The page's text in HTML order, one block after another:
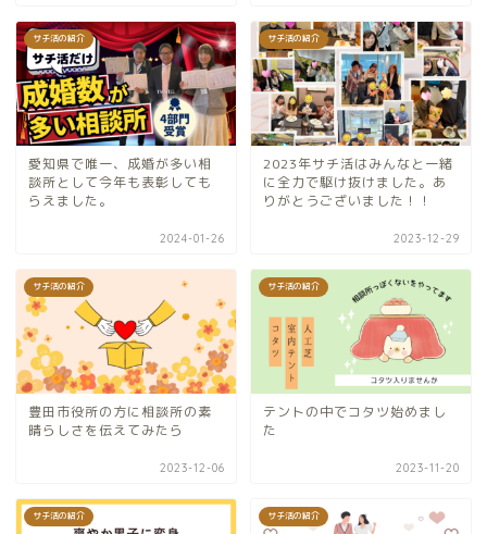
サチ活の紹介
愛知県で唯一、成婚が多い相
談所として今年も表彰しても
らえました。
2024-01-26
サチ活の紹介
2023年サチ活はみんなと一緒
に全力で駆け抜けました。あ
りがとうございました！！
2023-12-29
サチ活の紹介
豊田市役所の方に相談所の素
晴らしさを伝えてみたら
2023-12-06
サチ活の紹介
テントの中でコタツ始めまし
た
2023-11-20
サチ活の紹介 サチ活の紹介